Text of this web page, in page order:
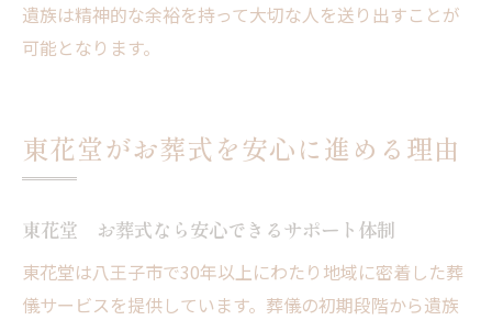
遺族は精神的な余裕を持って大切な人を送り出すことが
可能となります。
東花堂がお葬式を安心に進める理由
東花堂 お葬式なら安心できるサポート体制
東花堂は八王子市で30年以上にわたり地域に密着した葬
儀サービスを提供しています。葬儀の初期段階から遺族